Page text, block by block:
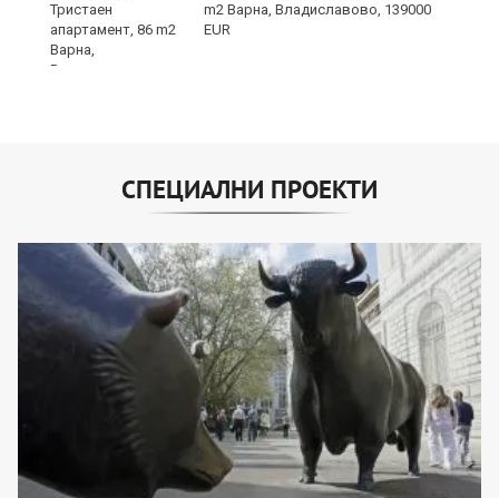
m2 Варна, Владиславово, 139000
EUR
СПЕЦИАЛНИ ПРОЕКТИ